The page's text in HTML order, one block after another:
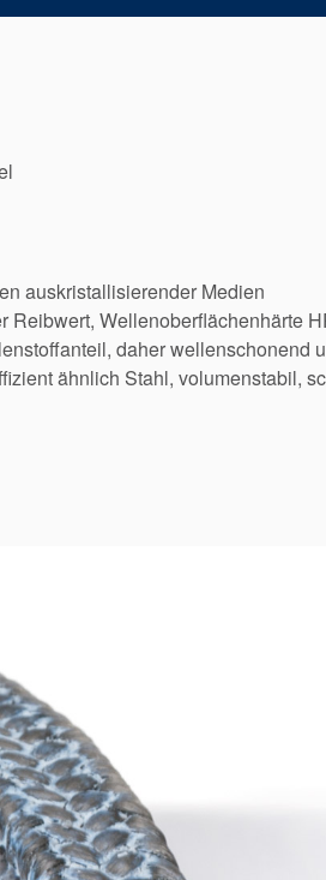
auskristallisierender Medien
Wellenoberflächenhärte
daher wellenschonend
ähnlich Stahl, volumenstabil,